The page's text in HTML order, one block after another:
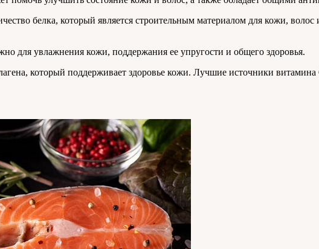
белка, который является строительным материалом для кожи,
для увлажнения кожи, поддержания ее упругости и общего здоровья.
который поддерживает здоровье кожи. Лучшие источники